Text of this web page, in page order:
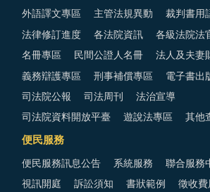
外語譯文專區 主管法規異動 裁判書用
法律修訂進度 各法院資訊 各級法院法
名冊專區 民間公證人名冊 法人及夫妻
義務辯護專區 刑事補償專區 電子書出
司法院公報 司法周刊 法治宣導
司法院資料開放平臺 遊說法專區 其他
便民服務
便民服務訊息公告 系統服務 聯合服務
視訊開庭 訴訟須知 書狀範例 徵收費